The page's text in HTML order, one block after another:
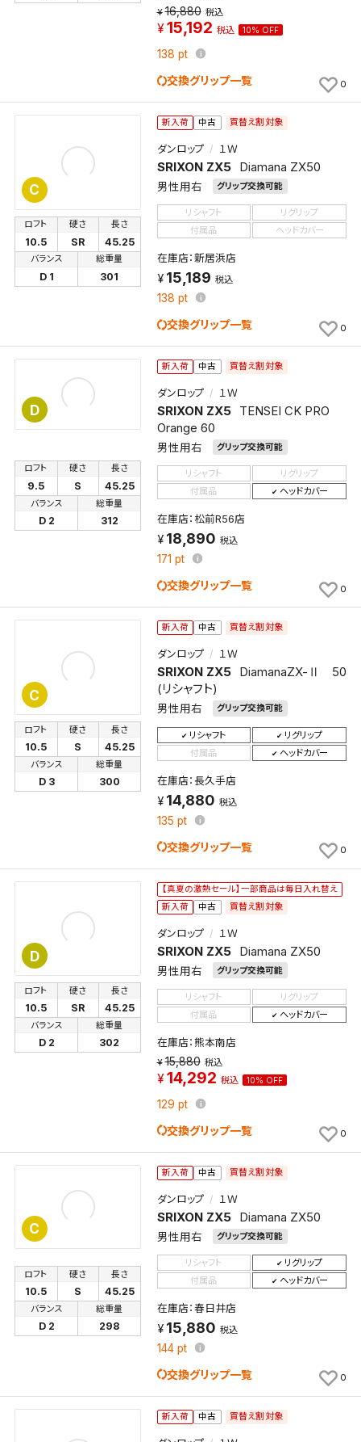
16,880 税込
15,192 税込 10% OFF
138 pt
交換グリップ一覧 0
C
新入荷 中古 買替え割対象
ダンロップ １Ｗ
SRIXON ZX5 Diamana ZX50
男性用右 グリップ交換可能
ロフト
10.5
硬さ
SR
長さ
45.25
バランス
D 1
総重量
301
リシャフト
リグリップ
付属品
ヘッドカバー
在庫店：新居浜店
15,189 税込
138 pt
交換グリップ一覧 0
D
新入荷 中古 買替え割対象
ダンロップ １Ｗ
SRIXON ZX5
TENSEI CK PRO
Orange 60
男性用右 グリップ交換可能
ロフト
9.5
硬さ
S
長さ
45.25
バランス
D 2
総重量
312
リシャフト
リグリップ
付属品
ヘッドカバー
在庫店：松前R56店
18,890 税込
171 pt
交換グリップ一覧 0
C
新入荷 中古 買替え割対象
ダンロップ １Ｗ
SRIXON ZX5
DiamanaZX-Ⅱ 50
(リシャフト)
男性用右 グリップ交換可能
ロフト
10.5
硬さ
S
長さ
45.25
バランス
D 3
総重量
300
リシャフト
リグリップ
付属品
ヘッドカバー
在庫店：長久手店
14,880 税込
135 pt
交換グリップ一覧 0
D
【真夏の激熱セール】一部商品は毎日入れ替え
新入荷
中古 買替え割対象
ダンロップ １Ｗ
SRIXON ZX5 Diamana ZX50
男性用右
グリップ交換可能
ロフト
10.5
硬さ
SR
長さ
45.25
バランス
D 2
総重量
302
リシャフト
リグリップ
付属品
ヘッドカバー
在庫店：熊本南店
15,880 税込
14,292 税込 10% OFF
129 pt
交換グリップ一覧 0
C
新入荷 中古 買替え割対象
ダンロップ １Ｗ
SRIXON ZX5 Diamana ZX50
男性用右 グリップ交換可能
ロフト
10.5
硬さ
S
長さ
45.25
バランス
D 2
総重量
298
リシャフト
リグリップ
付属品
ヘッドカバー
在庫店：春日井店
15,880 税込
144 pt
交換グリップ一覧 0
新入荷 中古 買替え割対象
検索条件を保存
この検索条件をマイページ内「保存検索条件一覧」に
よく探す商品を、毎回条件指定することなく簡単に開
検索条件
新着通知
新着通知を「する」にすると、この条件に一致する商品
が入荷した際に、メール及びお客様のアカウント内の
保存された検索条件は変更できません。
条件を変更したい場合は、マイページの「保存検索条
件一覧」から画面を表示し、条件を変更の上、保存し直
してください。
保存する
キャンセル
検索条件を保存
検索条件を保存しました。
これまで保存した検索条件は、マイページの「保存検
索条件一覧」で確認できます。